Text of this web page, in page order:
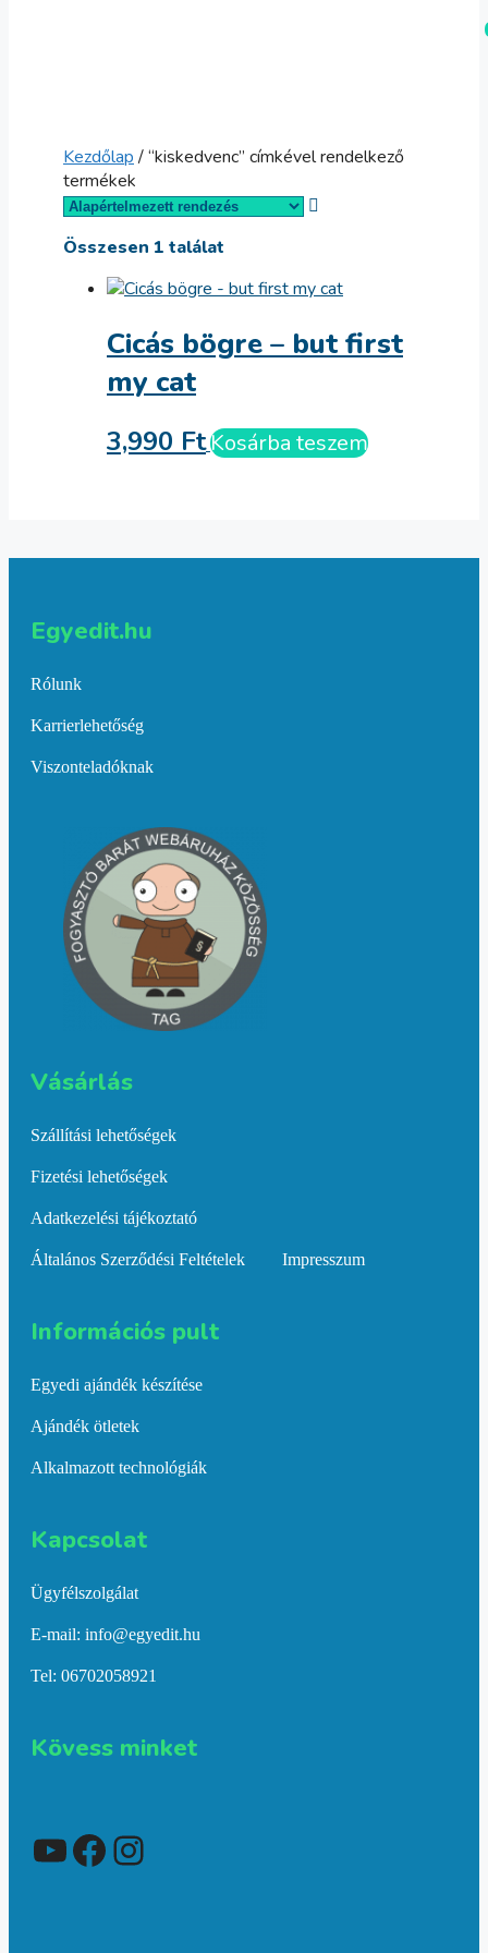
Kezdőlap/ “kiskedvenc” címkével rendelkező
termékek
Összesen 1 találat
Cicás bögre – but first
my cat
3,990 FtKosárba teszem
Egyedit.hu
Rólunk
Karrierlehetőség
Viszonteladóknak
Vásárlás​
Szállítási lehetőségek
Fizetési lehetőségek
Adatkezelési tájékoztató
Általános Szerződési Feltételek Impresszum
Információs pult​
Egyedi ajándék készítése
Ajándék ötletek
Alkalmazott technológiák
Kapcsolat​
Ügyfélszolgálat
E-mail: info@egyedit.hu
Tel: 06702058921
Kövess minket
YouTube
Facebook
Instagram